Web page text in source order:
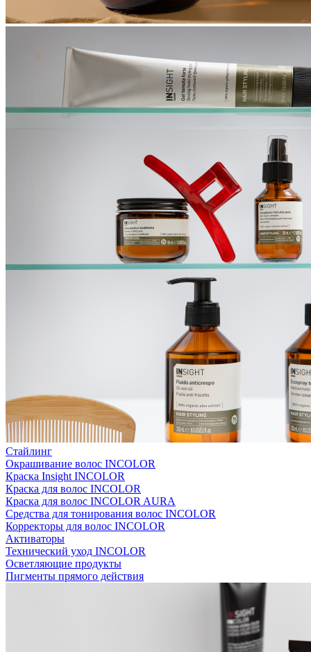
Стайлинг
Окрашивание волос INCOLOR
Краска Insight INCOLOR
Краска для волос INCOLOR
Краска для волос INCOLOR AURA
Средства для тонирования волос INCOLOR
Корректоры для волос INCOLOR
Активаторы
Технический уход INCOLOR
Осветляющие продукты
Пигменты прямого действия